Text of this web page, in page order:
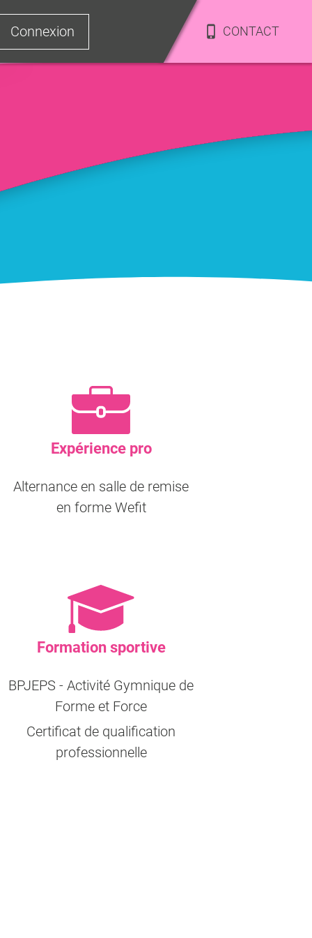
Connexion CONTACT
Expérience pro
Alternance en salle de remise
en forme Wefit
Formation sportive
BPJEPS - Activité Gymnique de
Forme et Force
Certificat de qualification
professionnelle